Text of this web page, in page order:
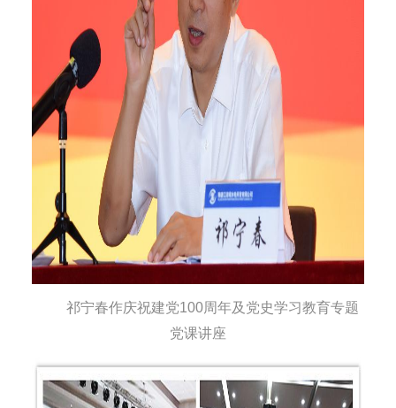
祁宁春作庆祝建党100周年及党史学习教育专题
党课讲座